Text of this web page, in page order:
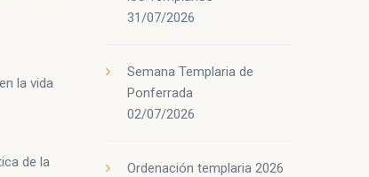
la vida
de la
31/07/2026
Semana Templaria de
Ponferrada
02/07/2026
Ordenación templaria 2026